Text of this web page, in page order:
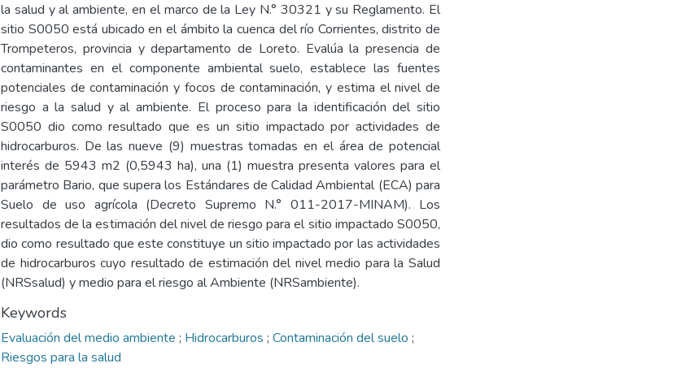
la salud y al ambiente, en el marco de la Ley N.° 30321 y su Reglamento. El
sitio S0050 está ubicado en el ámbito la cuenca del río Corrientes, distrito de
Trompeteros, provincia y departamento de Loreto. Evalúa la presencia de
contaminantes en el componente ambiental suelo, establece las fuentes
potenciales de contaminación y focos de contaminación, y estima el nivel de
riesgo a la salud y al ambiente. El proceso para la identificación del sitio
S0050 dio como resultado que es un sitio impactado por actividades de
hidrocarburos. De las nueve (9) muestras tomadas en el área de potencial
interés de 5943 m2 (0,5943 ha), una (1) muestra presenta valores para el
parámetro Bario, que supera los Estándares de Calidad Ambiental (ECA) para
Suelo de uso agrícola (Decreto Supremo N.° 011-2017-MINAM). Los
resultados de la estimación del nivel de riesgo para el sitio impactado S0050,
dio como resultado que este constituye un sitio impactado por las actividades
de hidrocarburos cuyo resultado de estimación del nivel medio para la Salud
(NRSsalud) y medio para el riesgo al Ambiente (NRSambiente).
Keywords
Evaluación del medio ambiente ; Hidrocarburos ; Contaminación del suelo ;
Riesgos para la salud